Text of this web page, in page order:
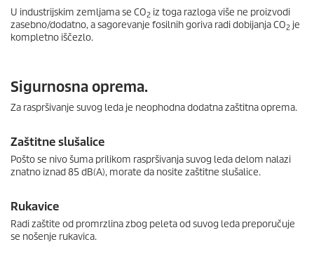
U industrijskim zemljama se CO2 iz toga razloga više ne proizvodi
zasebno/dodatno, a sagorevanje fosilnih goriva radi dobijanja CO2 je
kompletno iščezlo.
Sigurnosna oprema.
Za raspršivanje suvog leda je neophodna dodatna zaštitna oprema.
Zaštitne slušalice
Pošto se nivo šuma prilikom raspršivanja suvog leda delom nalazi
znatno iznad 85 dB(A), morate da nosite zaštitne slušalice.
Rukavice
Radi zaštite od promrzlina zbog peleta od suvog leda preporučuje
se nošenje rukavica.